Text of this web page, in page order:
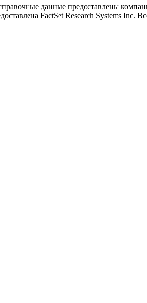
данные предоставлены
FactSet Research Systems Inc.